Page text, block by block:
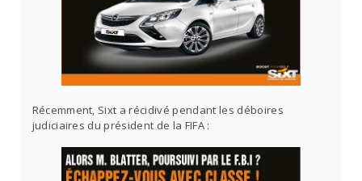
Récemment, Sixt a récidivé pendant les déboires
judiciaires du président de la FIFA :